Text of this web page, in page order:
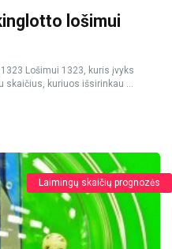
lošimui
Lošimui 1323, kuris įvyks
skaičius, kuriuos išsirinkau ...
Laimingų skaičių prognozės